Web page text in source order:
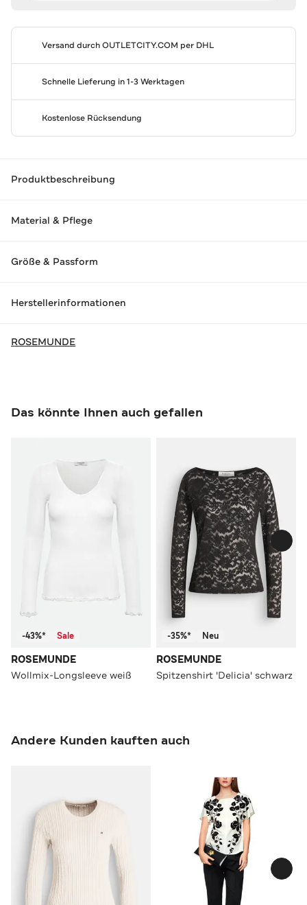
Versand durchOUTLETCITY.COM per DHL
Schnelle Lieferung in 1-3 Werktagen
Kostenlose Rücksendung
Produktbeschreibung
Material & Pflege
Größe & Passform
Herstellerinformationen
ROSEMUNDE
Das könnte Ihnen auch gefallen
-43%* Sale
ROSEMUNDE
Wollmix-Longsleeve weiß
-35%* Neu
ROSEMUNDE
Spitzenshirt 'Delicia' schwarz
Andere Kunden kauften auch